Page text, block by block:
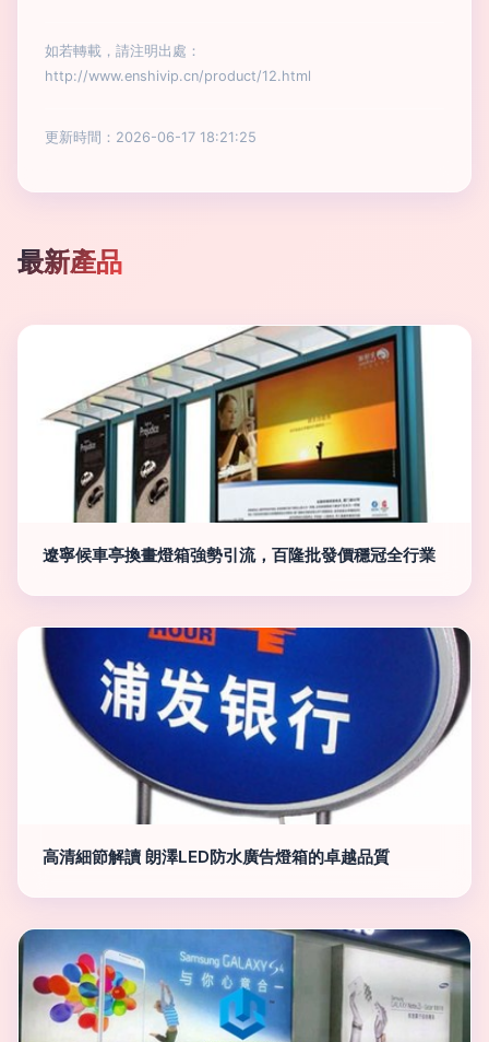
如若轉載，請注明出處：
http://www.enshivip.cn/product/12.html
更新時間：2026-06-17 18:21:25
最新產品
遼寧候車亭換畫燈箱強勢引流，百隆批發價穩冠全行業
高清細節解讀 朗澤LED防水廣告燈箱的卓越品質